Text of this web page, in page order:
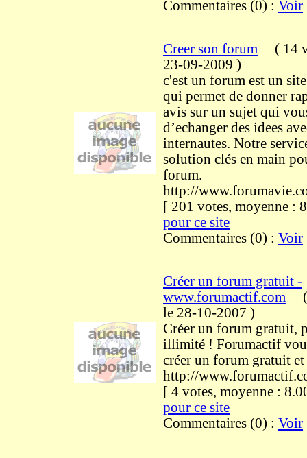
Commentaires (0) : Voir
Creer son forum ( 14
23-09-2009 )
c'est un forum est un
qui permet de donner
avis sur un sujet qui
d’echanger des idees
internautes. Notre
solution clés en main
forum.
http://
[ 201 votes, moyenne
pour ce site
Commentaires (0) : Voir
Créer un forum gratuit -
www.forumactif.com (
le 28-10-2007 )
Créer un forum gratuit,
illimité ! Forumactif
créer un forum gratuit et
http://
[ 4 votes, moyenne :
pour ce site
Commentaires (0) : Voir